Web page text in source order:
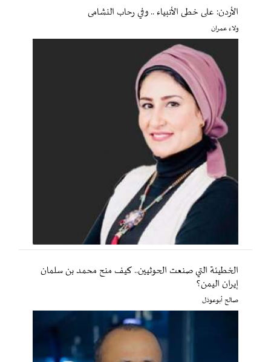
الأردن: على خطى الأنبياء .. وفي رحاب النشامى
ولاء عمران
الخطيئة التي صنعت الحوثيين.. كيف منح محمد بن سلمان
إيران اليمن؟
صالح أبوعوذل